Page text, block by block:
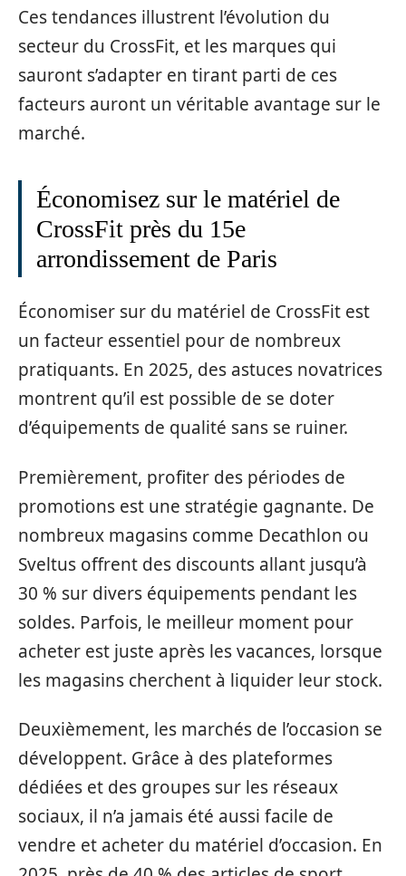
Ces tendances illustrent l’évolution du
secteur du CrossFit, et les marques qui
sauront s’adapter en tirant parti de ces
facteurs auront un véritable avantage sur le
marché.
Économisez sur le matériel de
CrossFit près du 15e
arrondissement de Paris
Économiser sur du matériel de CrossFit est
un facteur essentiel pour de nombreux
pratiquants. En 2025, des astuces novatrices
montrent qu’il est possible de se doter
d’équipements de qualité sans se ruiner.
Premièrement, profiter des périodes de
promotions est une stratégie gagnante. De
nombreux magasins comme Decathlon ou
Sveltus offrent des discounts allant jusqu’à
30 % sur divers équipements pendant les
soldes. Parfois, le meilleur moment pour
acheter est juste après les vacances, lorsque
les magasins cherchent à liquider leur stock.
Deuxièmement, les marchés de l’occasion se
développent. Grâce à des plateformes
dédiées et des groupes sur les réseaux
sociaux, il n’a jamais été aussi facile de
vendre et acheter du matériel d’occasion. En